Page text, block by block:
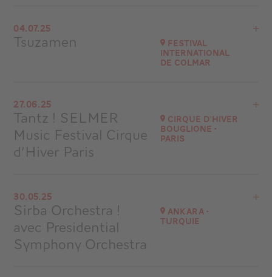
Château de Mareilles
à 21H30
04.07.25
Tsuzamen Festival
International
de Colmar
Colmar
à 18H00
Accéder au site
Acheter vos billets
27.06.25
Tantz ! SELMER
Music Festival Cirque
d’Hiver Paris
Cirque d'Hiver
Bouglione -
Paris
Cirque d'Hiver Bouglione - Paris
à20H00
Accéder au site
Acheter vos billets
30.05.25
Sirba Orchestra !
avec Presidential
Symphony Orchestra
Ankara -
Turquie